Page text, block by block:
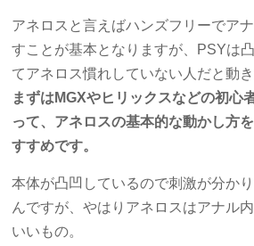
アネロスと言えばハンズフリーでア
すことが基本となりますが、PSYは
てアネロス慣れしていない人だと動き
まずはMGXやヒリックスなどの初心
って、アネロスの基本的な動かし方
すすめです。
本体が凸凹しているので刺激が分か
んですが、やはりアネロスはアナル
いいもの。